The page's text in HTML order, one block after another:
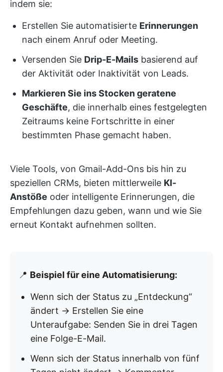
indem sie:
Erstellen Sie automatisierte Erinnerungen
nach einem Anruf oder Meeting.
Versenden Sie Drip-E-Mails basierend auf
der Aktivität oder Inaktivität von Leads.
Markieren Sie ins Stocken geratene
Geschäfte, die innerhalb eines festgelegten
Zeitraums keine Fortschritte in einer
bestimmten Phase gemacht haben.
Viele Tools, von Gmail-Add-Ons bis hin zu
speziellen CRMs, bieten mittlerweile KI-
Anstöße oder intelligente Erinnerungen, die
Empfehlungen dazu geben, wann und wie Sie
erneut Kontakt aufnehmen sollten.
📍 Beispiel für eine Automatisierung:
Wenn sich der Status zu „Entdeckung“
ändert → Erstellen Sie eine
Unteraufgabe: Senden Sie in drei Tagen
eine Folge-E-Mail.
Wenn sich der Status innerhalb von fünf